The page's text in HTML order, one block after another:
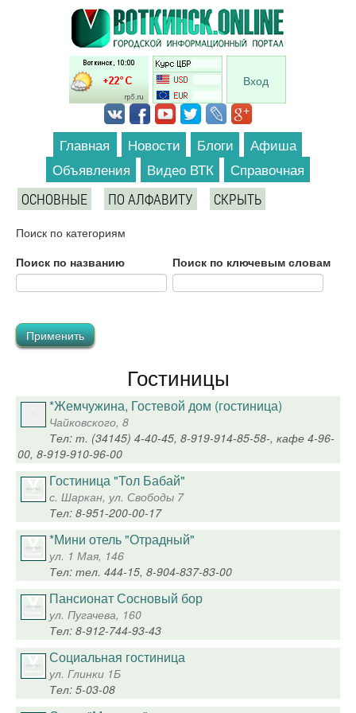
Перейти к основному содержанию
Вход
Главная Новости Блоги
Афиша
Объявления
Видео ВТК Справочная
ОСНОВНЫЕ ПО АЛФАВИТУ СКРЫТЬ
Поиск по категориям
Поиск по названию
Поиск по ключевым словам
Гостиницы
*Жемчужина, Гостевой дом (гостиница)
Чайковского, 8
Тел: т. (34145) 4-40-45, 8-919-914-85-58-, кафе 4-96-
00, 8-919-910-96-00
Гостиница "Тол Бабай"
с. Шаркан, ул. Свободы 7
Тел: 8-951-200-00-17
*Мини отель "Отрадный"
ул. 1 Мая, 146
Тел: тел. 444-15, 8-904-837-83-00
Пансионат Сосновый бор
ул. Пугачева, 160
Тел: 8-912-744-93-43
Социальная гостиница
ул. Глинки 1Б
Тел: 5-03-08